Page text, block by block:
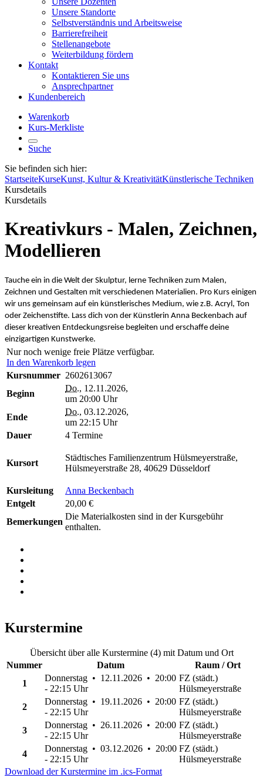
Unsere Standorte
Selbstverständnis und Arbeitsweise
Barrierefreiheit
Stellenangebote
Weiterbildung fördern
Kontakt
Kontaktieren Sie uns
Ansprechpartner
Kundenbereich
Warenkorb
Kurs-Merkliste
Suche
Sie befinden sich hier:
StartseiteKurseKunst, Kultur & KreativitätKünstlerische Techniken
Kursdetails
Kursdetails
Kreativkurs - Malen, Zeichnen,
Modellieren
Tauche ein in die Welt der Skulptur, lerne Techniken zum Malen,
Zeichnen und Gestalten mit verschiedenen Materialien. Pro Kurs einigen
wir uns gemeinsam auf ein künstlerisches Medium, wie z.B. Acryl, Ton
oder Zeichenstifte. Lass dich von der Künstlerin Anna Beckenbach auf
dieser kreativen Entdeckungsreise begleiten und erschaffe deine
einzigartigen Kunstwerke.
Nur noch wenige freie Plätze verfügbar.
In den Warenkorb legen
Kursnummer 2602613067
Beginn
Do., 12.11.2026,
um 20:00 Uhr
Ende
Do., 03.12.2026,
um 22:15 Uhr
Dauer
4 Termine
Kursort
Städtisches Familienzentrum Hülsmeyerstraße,
Hülsmeyerstraße 28, 40629 Düsseldorf
Kursleitung
Anna Beckenbach
Entgelt
20,00 €
Bemerkungen
Die Materialkosten sind in der Kursgebühr
enthalten.
Kurstermine
Übersicht über alle Kurstermine (4) mit Datum und Ort
Nummer
Datum
Raum / Ort
1
Donnerstag • 12.11.2026 • 20:00
- 22:15 Uhr
FZ (städt.)
Hülsmeyerstraße
2
Donnerstag • 19.11.2026 • 20:00
- 22:15 Uhr
FZ (städt.)
Hülsmeyerstraße
3
Donnerstag • 26.11.2026 • 20:00
- 22:15 Uhr
FZ (städt.)
Hülsmeyerstraße
4
Donnerstag • 03.12.2026 • 20:00
- 22:15 Uhr
FZ (städt.)
Hülsmeyerstraße
Download der Kurstermine im .ics-Format